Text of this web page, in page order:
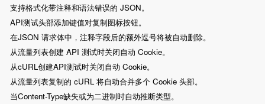
支持格式化带注释和语法错误的 JSON。
API测试头部添加键值对复制图标按钮。
在JSON 请求体中，注释字段后的额外逗号将被自动删除。
从流量列表创建 API 测试时关闭自动 Cookie。
从cURL创建API测试时关闭自动 Cookie。
从流量列表复制的 cURL 将自动合并多个 Cookie 头部。
当Content-Type缺失或为二进制时自动推断类型。